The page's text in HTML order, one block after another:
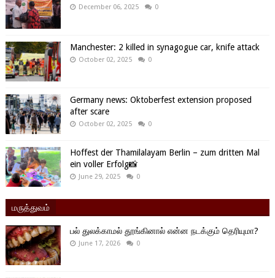
December 06, 2025 0
Manchester: 2 killed in synagogue car, knife attack
October 02, 2025 0
Germany news: Oktoberfest extension proposed
after scare
October 02, 2025 0
Hoffest der Thamilalayam Berlin – zum dritten Mal
ein voller Erfolg📸
June 29, 2025 0
மருத்துவம்
பல் துலக்காமல் தூங்கினால் என்ன நடக்கும் தெரியுமா?
June 17, 2026 0